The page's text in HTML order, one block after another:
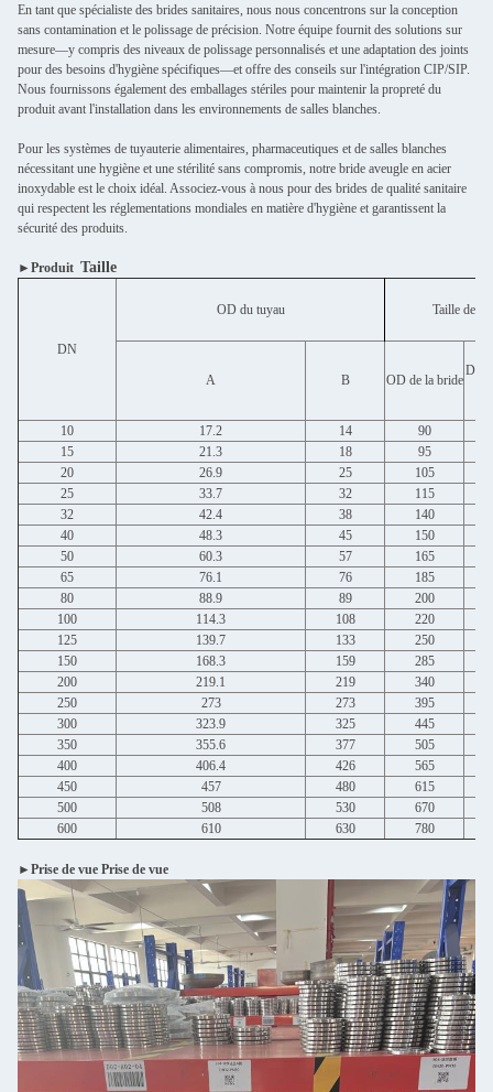
En tant que spécialiste des brides sanitaires, nous nous concentrons sur la conception
sans contamination et le polissage de précision. Notre équipe fournit des solutions sur
mesure—y compris des niveaux de polissage personnalisés et une adaptation des joints
pour des besoins d'hygiène spécifiques—et offre des conseils sur l'intégration CIP/SIP.
Nous fournissons également des emballages stériles pour maintenir la propreté du
produit avant l'installation dans les environnements de salles blanches.
Pour les systèmes de tuyauterie alimentaires, pharmaceutiques et de salles blanches
nécessitant une hygiène et une stérilité sans compromis, notre bride aveugle en acier
inoxydable est le choix idéal. Associez-vous à nous pour des brides de qualité sanitaire
qui respectent les réglementations mondiales en matière d'hygiène et garantissent la
sécurité des produits.
►Produit Taille
DN
OD du tuyau Taille de
A B OD de la bride
10 17.2 14
90
15
21.3 18
95
20
26.9 25
105
25
33.7 32
115
32
42.4 38
140
40
48.3 45
150
50
60.3 57
165
65
76.1 76
185
80
88.9 89
200
100
114.3 108
220
125
139.7 133
250
150
168.3 159
285
200
219.1 219
340
250
273 273
395
300
323.9 325
445
350
355.6 377
505
400
406.4 426
565
450
457 480
615
500
508 530
670
600
610 630 780
►Prise de vue Prise de vue